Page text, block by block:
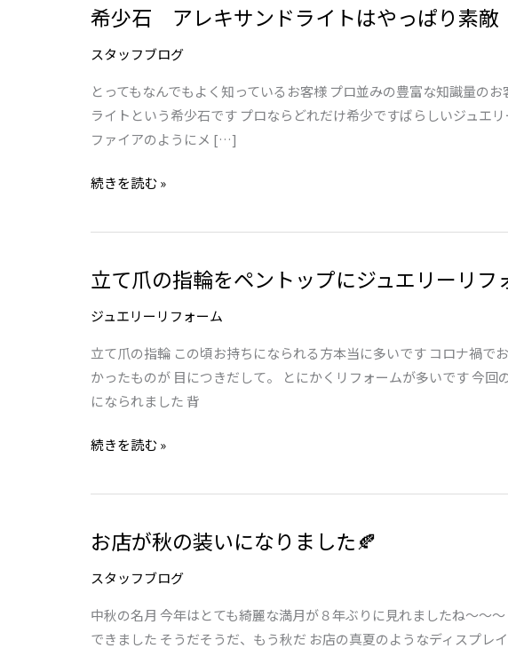
希少石 アレキサンドライトはやっぱり素敵
スタッフブログ
とってもなんでもよく知っているお客様 プロ並みの豊富な知識量の
ライトという希少石です プロならどれだけ希少ですばらしいジュエ
ファイアのようにメ […]
希
石
ア
レ
キ
ン
ラ
ト
や
っ
ぱ
り
敵
続きを読む »
立て爪の指輪をペントップにジュエリーリフ
ジュエリーリフォーム
立て爪の指輪 この頃お持ちになられる方本当に多いです コロナ禍で
かったものが 目につきだして。 とにかくリフォームが多いです 今回
になられました 背
立
爪
の
指
輪
ペ
ト
プ
ジ
ュ
エ
続きを読む »
お店が秋の装いになりました🍂
スタッフブログ
中秋の名月 今年はとても綺麗な満月が８年ぶりに見れましたね～～
できました そうだそうだ、もう秋だ お店の真夏のようなディスプレ
お
が
秋
の